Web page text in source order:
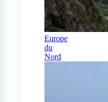
Europe
du
Nord